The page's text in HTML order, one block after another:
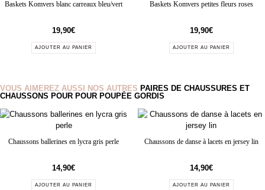
Baskets Komvers blanc carreaux bleu/vert
19,90€
AJOUTER AU PANIER
Baskets Komvers petites fleurs roses
19,90€
AJOUTER AU PANIER
VOUS AIMEREZ AUSSI NOS AUTRES PAIRES DE CHAUSSURES ET
CHAUSSONS POUR POUR POUPÉE GORDIS
Chaussons ballerines en lycra gris perle
14,90€
AJOUTER AU PANIER
Chaussons de danse à lacets en jersey lin
14,90€
AJOUTER AU PANIER